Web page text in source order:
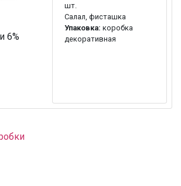
6%
шт.
Салал, фисташка
Упаковка: коробка
декоративная